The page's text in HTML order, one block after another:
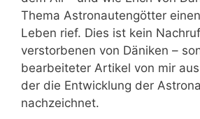
Thema Astronautengötter
Leben rief. Dies ist kein
verstorbenen von Däniken –
bearbeiteter Artikel von mir
der die Entwicklung der
nachzeichnet.